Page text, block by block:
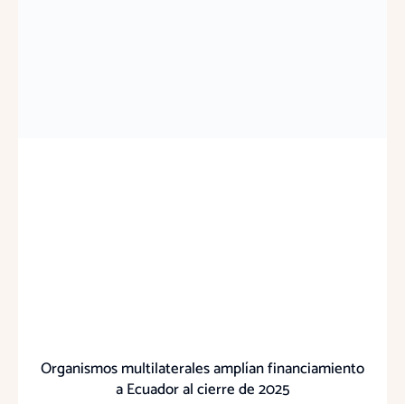
Organismos multilaterales amplían financiamiento
a Ecuador al cierre de 2025